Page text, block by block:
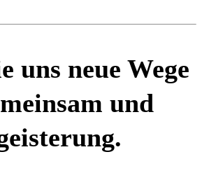
uns neue Wege
und